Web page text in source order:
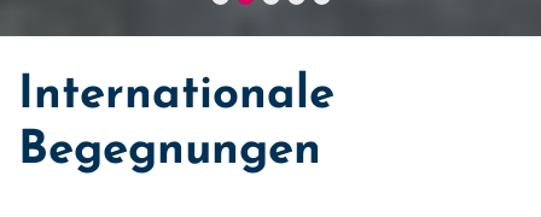
Internationale
Begegnungen